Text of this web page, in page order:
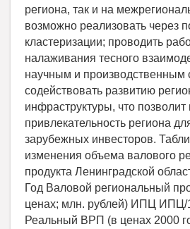
региона, так и на
возможно реализовать через
кластеризации; проводить
налаживания тесного
научным и производственным
содействовать развитию
инфраструктуры, что позволит
привлекательность региона
зарубежных инвесторов.
изменения объема валового
продукта Ленинградской
Год Валовой региональный
ценах; млн. рублей) ИПЦ
Реальный ВРП (в ценах 2000